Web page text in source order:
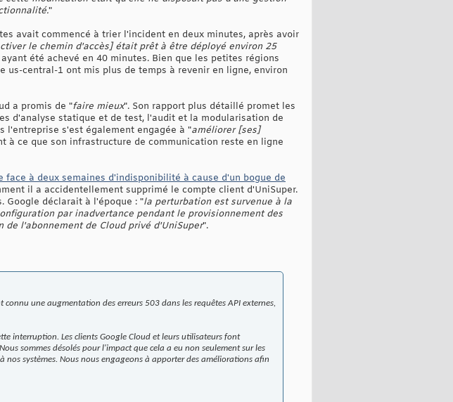
"
avait commencé à trier l'incident en deux minutes, après avoir
le chemin d'accès] était prêt à être déployé environ 25
été achevé en 40 minutes. Bien que les petites régions
central-1 ont mis plus de temps à revenir en ligne, environ
a promis de "faire mieux". Son rapport plus détaillé promet les
d'analyse statique et de test, l'audit et la modularisation de
l'entreprise s'est également engagée à "améliorer [ses]
à ce que son infrastructure de communication reste en ligne
à deux semaines d'indisponibilité à cause d'un bogue de
il a accidentellement supprimé le compte client d'UniSuper.
Google déclarait à l'époque : "la perturbation est survenue à la
par inadvertance pendant le provisionnement des
l'abonnement de Cloud privé d'UniSuper".
une augmentation des erreurs 503 dans les requêtes API externes,
interruption. Les clients Google Cloud et leurs utilisateurs font
sommes désolés pour l'impact que cela a eu non seulement sur les
nos systèmes. Nous nous engageons à apporter des améliorations afin